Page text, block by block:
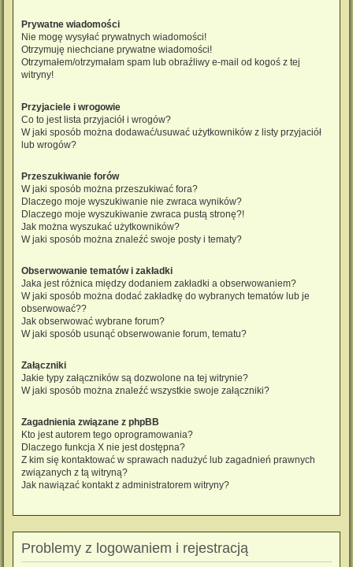
Prywatne wiadomości
Nie mogę wysyłać prywatnych wiadomości!
Otrzymuję niechciane prywatne wiadomości!
Otrzymałem/otrzymałam spam lub obraźliwy e-mail od kogoś z tej
witryny!
Przyjaciele i wrogowie
Co to jest lista przyjaciół i wrogów?
W jaki sposób można dodawać/usuwać użytkowników z listy przyjaciół
lub wrogów?
Przeszukiwanie forów
W jaki sposób można przeszukiwać fora?
Dlaczego moje wyszukiwanie nie zwraca wyników?
Dlaczego moje wyszukiwanie zwraca pustą stronę?!
Jak można wyszukać użytkowników?
W jaki sposób można znaleźć swoje posty i tematy?
Obserwowanie tematów i zakładki
Jaka jest różnica między dodaniem zakładki a obserwowaniem?
W jaki sposób można dodać zakładkę do wybranych tematów lub je
obserwować??
Jak obserwować wybrane forum?
W jaki sposób usunąć obserwowanie forum, tematu?
Załączniki
Jakie typy załączników są dozwolone na tej witrynie?
W jaki sposób można znaleźć wszystkie swoje załączniki?
Zagadnienia związane z phpBB
Kto jest autorem tego oprogramowania?
Dlaczego funkcja X nie jest dostępna?
Z kim się kontaktować w sprawach nadużyć lub zagadnień prawnych
związanych z tą witryną?
Jak nawiązać kontakt z administratorem witryny?
Problemy z logowaniem i rejestracją